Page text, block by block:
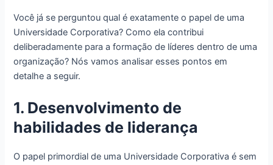
Você já se perguntou qual é exatamente o papel de uma
Universidade Corporativa? Como ela contribui
deliberadamente para a formação de líderes dentro de uma
organização? Nós vamos analisar esses pontos em
detalhe a seguir.
1. Desenvolvimento de
habilidades de liderança
O papel primordial de uma Universidade Corporativa é sem